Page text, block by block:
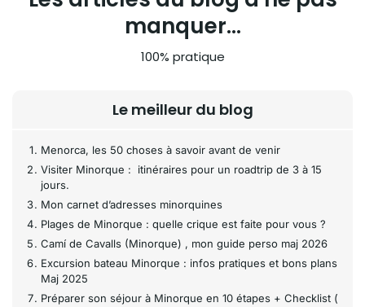
manquer...
100% pratique
Le meilleur du blog
Menorca, les 50 choses à savoir avant de venir
Visiter Minorque : itinéraires pour un roadtrip de 3 à 15
jours.
Mon carnet d’adresses minorquines
Plages de Minorque : quelle crique est faite pour vous ?
Camí de Cavalls (Minorque) , mon guide perso maj 2026
Excursion bateau Minorque : infos pratiques et bons plans
Maj 2025
Préparer son séjour à Minorque en 10 étapes + Checklist (